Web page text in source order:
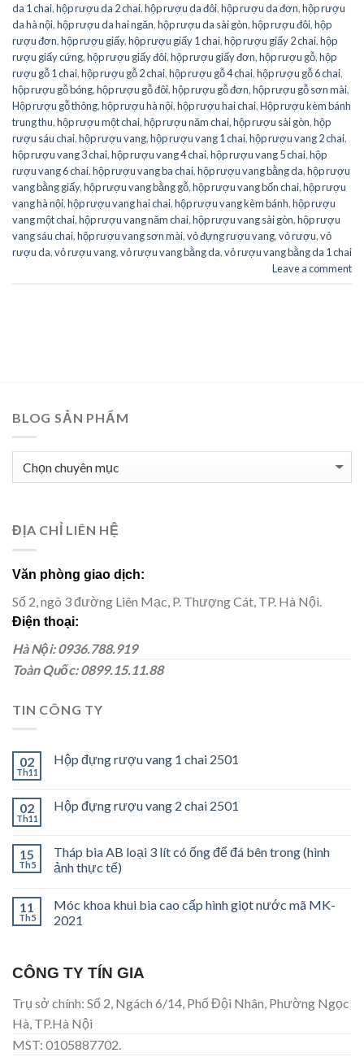
da 1 chai,hộp rượu da 2 chai,hộp rượu da đôi,hộp rượu da đơn,hộp rượu
da hà nội,hộp rượu da hai ngăn,hộp rượu da sài gòn,hộp rượu đôi,hộp
rượu đơn,hộp rượu giấy,hộp rượu giấy 1 chai,hộp rượu giấy 2 chai,hộp
rượu giấy cứng,hộp rượu giấy đôi,hộp rượu giấy đơn,hộp rượu gỗ,hộp
rượu gỗ 1 chai,hộp rượu gỗ 2 chai,hộp rượu gỗ 4 chai,hộp rượu gỗ 6 chai,
hộp rượu gỗ bóng,hộp rượu gỗ đôi,hộp rượu gỗ đơn,hộp rượu gỗ sơn mài,
Hộp rượu gỗ thông,hộp rượu hà nội,hộp rượu hai chai,Hộp rượu kèm bánh
trung thu,hộp rượu một chai,hộp rượu năm chai,hộp rượu sài gòn,hộp
rượu sáu chai,hộp rượu vang,hộp rượu vang 1 chai,hộp rượu vang 2 chai,
hộp rượu vang 3 chai,hộp rượu vang 4 chai,hộp rượu vang 5 chai,hộp
rượu vang 6 chai,hộp rượu vang ba chai,hộp rượu vang bằng da,hộp rượu
vang bằng giấy,hộp rượu vang bằng gỗ,hộp rượu vang bốn chai,hộp rượu
vang hà nội,hộp rượu vang hai chai,hộp rượu vang kèm bánh,hộp rượu
vang một chai,hộp rượu vang năm chai,hộp rượu vang sài gòn,hộp rượu
vang sáu chai,hộp rượu vang sơn mài,vỏ đựng rượu vang,vỏ rượu,vỏ
rượu da,vỏ rượu vang,vỏ rượu vang bằng da,vỏ rượu vang bằng da 1 chai
Leave a comment
BLOG SẢN PHẨM
BLOG
SẢN
ĐỊA CHỈ LIÊN HỆ
Văn phòng giao dịch:
Số 2, ngõ 3 đường Liên Mạc, P. Thượng Cát, TP. Hà Nội.
Điện thoại:
Hà Nội: 0936.788.919
Toàn Quốc: 0899.15.11.88
TIN CÔNG TY
02
Th11
Hộp đựng rượu vang 1 chai 2501
02
Th11
Hộp đựng rượu vang 2 chai 2501
15
Th5
Tháp bia AB loại 3 lít có ống để đá bên trong (hình
ảnh thực tế)
11
Th5
Móc khoa khui bia cao cấp hình giọt nước mã MK-
2021
CÔNG TY TÍN GIA
Trụ sở chính: Số 2, Ngách 6/14, Phố Đội Nhân, Phường Ngọc
Hà, TP.Hà Nội
MST: 0105887702.